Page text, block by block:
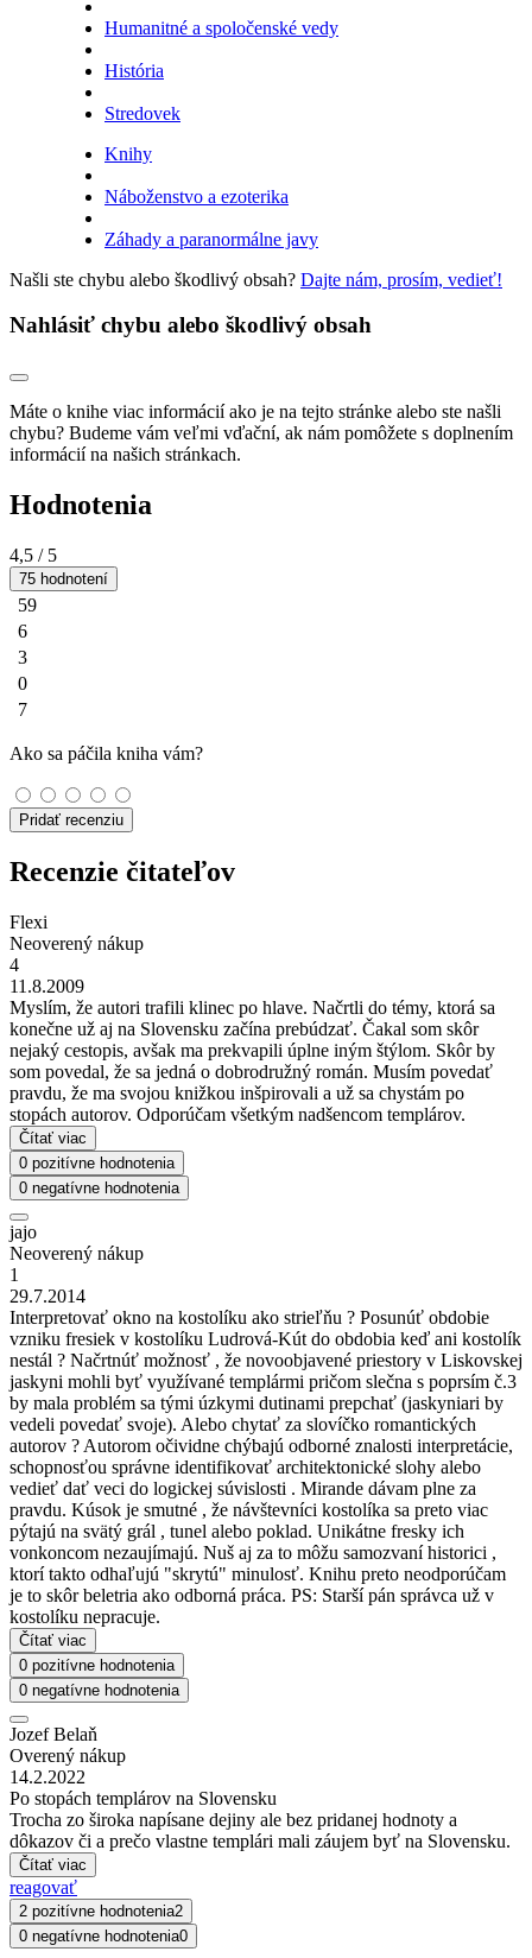
Humanitné a spoločenské vedy
História
Stredovek
Knihy
Náboženstvo a ezoterika
Záhady a paranormálne javy
Našli ste chybu alebo škodlivý obsah? Dajte nám, prosím, vedieť!
Nahlásiť chybu alebo škodlivý obsah
Máte o knihe viac informácií ako je na tejto stránke alebo ste našli
chybu? Budeme vám veľmi vďační, ak nám pomôžete s doplnením
informácií na našich stránkach.
Hodnotenia
4,5 / 5
75 hodnotení
59
6
3
0
7
Ako sa páčila kniha vám?
Pridať recenziu
Recenzie čitateľov
Flexi
Neoverený nákup
4
11.8.2009
Myslím, že autori trafili klinec po hlave. Načrtli do témy, ktorá sa
konečne už aj na Slovensku začína prebúdzať. Čakal som skôr
nejaký cestopis, avšak ma prekvapili úplne iným štýlom. Skôr by
som povedal, že sa jedná o dobrodružný román. Musím povedať
pravdu, že ma svojou knižkou inšpirovali a už sa chystám po
stopách autorov. Odporúčam všetkým nadšencom templárov.
Čítať viac
0 pozitívne hodnotenia
0 negatívne hodnotenia
jajo
Neoverený nákup
1
29.7.2014
Interpretovať okno na kostolíku ako strieľňu ? Posunúť obdobie
vzniku fresiek v kostolíku Ludrová-Kút do obdobia keď ani kostolík
nestál ? Načrtnúť možnosť , že novoobjavené priestory v Liskovskej
jaskyni mohli byť využívané templármi pričom slečna s poprsím č.3
by mala problém sa tými úzkymi dutinami prepchať (jaskyniari by
vedeli povedať svoje). Alebo chytať za slovíčko romantických
autorov ? Autorom očividne chýbajú odborné znalosti interpretácie,
schopnosťou správne identifikovať architektonické slohy alebo
vedieť dať veci do logickej súvislosti . Mirande dávam plne za
pravdu. Kúsok je smutné , že návštevníci kostolíka sa preto viac
pýtajú na svätý grál , tunel alebo poklad. Unikátne fresky ich
vonkoncom nezaujímajú. Nuš aj za to môžu samozvaní historici ,
ktorí takto odhaľujú "skrytú" minulosť. Knihu preto neodporúčam
je to skôr beletria ako odborná práca. PS: Starší pán správca už v
kostolíku nepracuje.
Čítať viac
0 pozitívne hodnotenia
0 negatívne hodnotenia
Jozef Belaň
Overený nákup
14.2.2022
Po stopách templárov na Slovensku
Trocha zo široka napísane dejiny ale bez pridanej hodnoty a
dôkazov či a prečo vlastne templári mali záujem byť na Slovensku.
Čítať viac
reagovať
2 pozitívne hodnotenia2
0 negatívne hodnotenia0